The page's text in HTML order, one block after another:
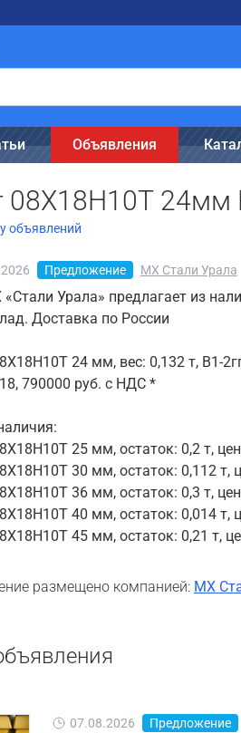
Объявления
08Х18Н10Т 24мм
объявлений
Предложение МХ Стали Урала
Урала» предлагает из
Доставка по России
24 мм, вес: 0,132 т, В1-
790000 руб. с НДС *
25 мм, остаток: 0,2 т,
30 мм, остаток: 0,112 т,
36 мм, остаток: 0,3 т,
40 мм, остаток: 0,014 т,
45 мм, остаток: 0,21 т,
размещено компанией: МХ
07.08.2026 Предложение